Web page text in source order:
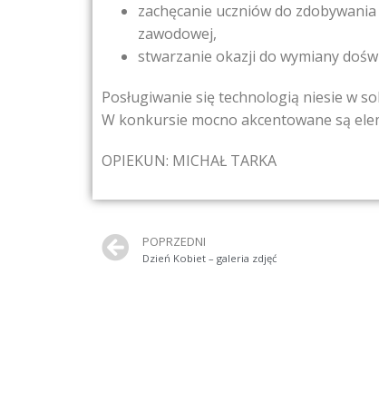
zachęcanie uczniów do
zawodowej,
stwarzanie okazji do wymiany
Posługiwanie się technologią niesie w
W konkursie mocno akcentowane są
OPIEKUN: MICHAŁ TARKA
POPRZEDNI
Dzień Kobiet – galeria zdjęć